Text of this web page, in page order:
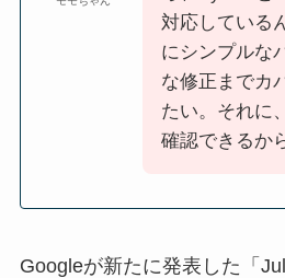
対応している
にシンプルな
な修正までカ
たい。それに
確認できるか
Googleが新たに発表した「